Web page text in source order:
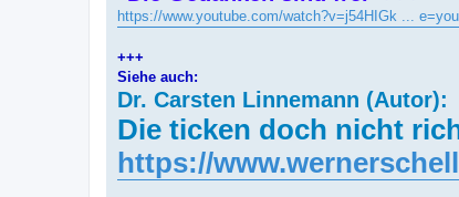
https://www.youtube.com/watch?v=j54HIGk ...
+++
Siehe auch:
Dr. Carsten Linnemann (Autor):
Die ticken doch nicht
https://